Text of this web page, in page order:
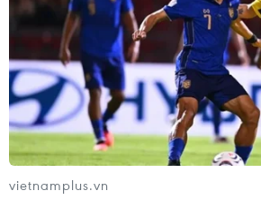
Các nước NATO dự kiến
nâng chi tiêu quốc phòng
lên 5% GDP đến năm 2035
Theo dự kiến, 32 nước thành viên
NATO sẽ chi 3,5% GDP dành cho
chi phí quốc phòng cốt lõi và 1,5%
GDP còn lại cho các lĩnh vực an
ninh liên quan như an ninh mạng
vietnamplus.vn